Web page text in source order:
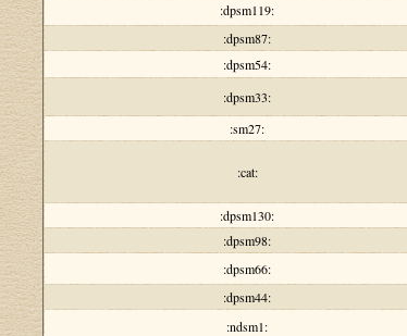
:dpsm119:
:dpsm87:
:dpsm54:
:dpsm33:
:sm27:
:cat:
:dpsm130:
:dpsm98:
:dpsm66:
:dpsm44:
:ndsm1: